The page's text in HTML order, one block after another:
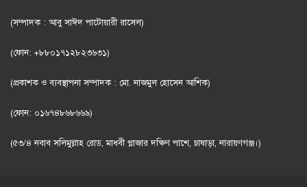
(সম্পাদক : আবু সাঈদ পাটোয়ারী রাসেল)
(ফোন: +৮৮০১৭১২৮২৩৬৩১)
(প্রকাশক ও ব্যবস্থাপনা সম্পাদক : মো. নাজমুল হোসেন আশিক)
(ফোন: ০১৬৭৪৮৬৮৬৬৯)
(৫৩/৪ নবাব সলিমুল্লাহ রোড, মাধবী প্লাজার দক্ষিণ পাশে, চাষাড়া, নারায়ণগঞ্জ।)